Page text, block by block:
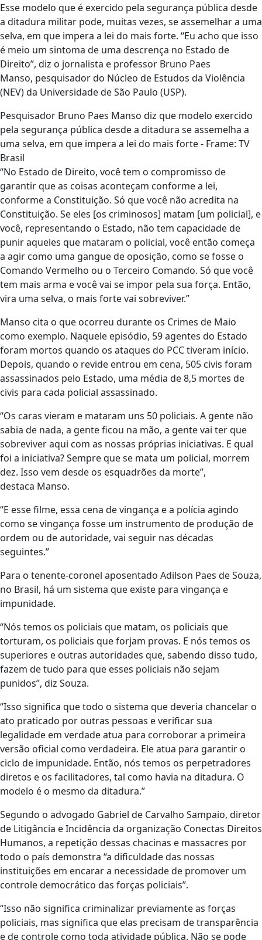
Esse modelo que é exercido pela segurança pública desde
a ditadura militar pode, muitas vezes, se assemelhar a uma
selva, em que impera a lei do mais forte. “Eu acho que isso
é meio um sintoma de uma descrença no Estado de
Direito”, diz o jornalista e professor Bruno Paes
Manso, pesquisador do Núcleo de Estudos da Violência
(NEV) da Universidade de São Paulo (USP).
Pesquisador Bruno Paes Manso diz que modelo exercido
pela segurança pública desde a ditadura se assemelha a
uma selva, em que impera a lei do mais forte - Frame: TV
Brasil
“No Estado de Direito, você tem o compromisso de
garantir que as coisas aconteçam conforme a lei,
conforme a Constituição. Só que você não acredita na
Constituição. Se eles [os criminosos] matam [um policial], e
você, representando o Estado, não tem capacidade de
punir aqueles que mataram o policial, você então começa
a agir como uma gangue de oposição, como se fosse o
Comando Vermelho ou o Terceiro Comando. Só que você
tem mais arma e você vai se impor pela sua força. Então,
vira uma selva, o mais forte vai sobreviver.”
Manso cita o que ocorreu durante os Crimes de Maio
como exemplo. Naquele episódio, 59 agentes do Estado
foram mortos quando os ataques do PCC tiveram início.
Depois, quando o revide entrou em cena, 505 civis foram
assassinados pelo Estado, uma média de 8,5 mortes de
civis para cada policial assassinado.
“Os caras vieram e mataram uns 50 policiais. A gente não
sabia de nada, a gente ficou na mão, a gente vai ter que
sobreviver aqui com as nossas próprias iniciativas. E qual
foi a iniciativa? Sempre que se mata um policial, morrem
dez. Isso vem desde os esquadrões da morte”,
destaca Manso.
“E esse filme, essa cena de vingança e a polícia agindo
como se vingança fosse um instrumento de produção de
ordem ou de autoridade, vai seguir nas décadas
seguintes.”
Para o tenente-coronel aposentado Adilson Paes de Souza,
no Brasil, há um sistema que existe para vingança e
impunidade.
“Nós temos os policiais que matam, os policiais que
torturam, os policiais que forjam provas. E nós temos os
superiores e outras autoridades que, sabendo disso tudo,
fazem de tudo para que esses policiais não sejam
punidos”, diz Souza.
“Isso significa que todo o sistema que deveria chancelar o
ato praticado por outras pessoas e verificar sua
legalidade em verdade atua para corroborar a primeira
versão oficial como verdadeira. Ele atua para garantir o
ciclo de impunidade. Então, nós temos os perpetradores
diretos e os facilitadores, tal como havia na ditadura. O
modelo é o mesmo da ditadura.”
Segundo o advogado Gabriel de Carvalho Sampaio, diretor
de Litigância e Incidência da organização Conectas Direitos
Humanos, a repetição dessas chacinas e massacres por
todo o país demonstra “a dificuldade das nossas
instituições em encarar a necessidade de promover um
controle democrático das forças policiais”.
“Isso não significa criminalizar previamente as forças
policiais, mas significa que elas precisam de transparência
e de controle como toda atividade pública. Não se pode